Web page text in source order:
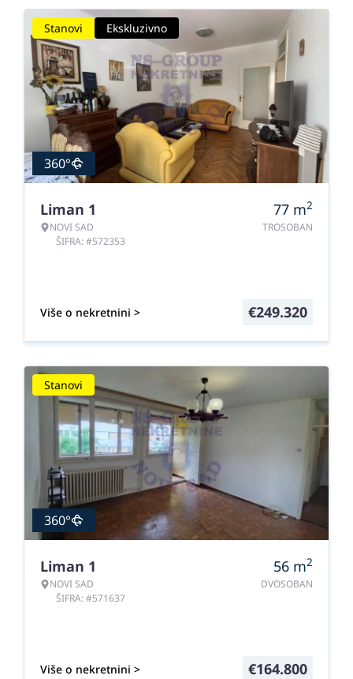
Stanovi Ekskluzivno
360°
Liman 1
NOVI SAD
ŠIFRA: #572353
77 m2
TROSOBAN
Više o nekretnini > €249.320
Stanovi
360°
Liman 1
NOVI SAD
ŠIFRA: #571637
56 m2
DVOSOBAN
Više o nekretnini > €164.800